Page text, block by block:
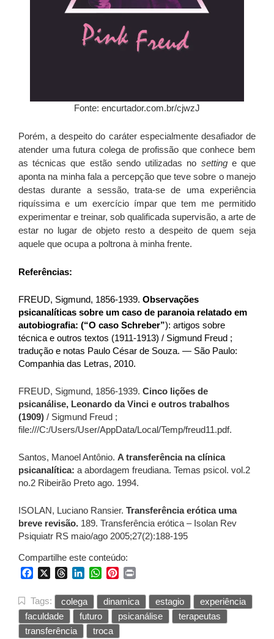
Fonte: encurtador.com.br/cjwzJ
Porém, a despeito do caráter especialmente desafiador de
atender uma futura colega de profissão que conhece bem
as técnicas que estão sendo utilizadas no settinge que
aponta na minha fala a percepção que teve sobre o manejo
destas durante a sessão, trata-se de uma experiência
riquíssima e um exercício ímpar que tem me permitido
experimentar e treinar, sob qualificada supervisão, a arte de
estar no lugar de objeto resto a despeito de quem seja
aquele que ocupa a poltrona à minha frente.
Referências:
FREUD, Sigmund, 1856-1939. Observações
psicanalíticas sobre um caso de paranoia relatado em
autobiografia: (“O caso Schreber”): artigos sobre
técnica e outros textos (1911-1913) / Sigmund Freud ;
tradução e notas Paulo César de Souza. — São Paulo:
Companhia das Letras, 2010.
FREUD, Sigmund, 1856-1939. Cinco lições de
psicanálise, Leonardo da Vinci e outros trabalhos
(1909) / Sigmund Freud ;
file:///C:/Users/User/AppData/Local/Temp/freud11.pdf.
Santos, Manoel Antônio. A transferência na clínica
psicanalítica: a abordagem freudiana. Temas psicol. vol.2
no.2 Ribeirão Preto ago. 1994.
ISOLAN, Luciano Ransier. Transferência erótica uma
breve revisão. 189. Transferência erótica – Isolan Rev
Psiquiatr RS maio/ago 2005;27(2):188-195
Compartilhe este conteúdo:
FacebookThreadsLinkedInWhatsApp
Pinterest
Tags: colega dinamica estagio
experiência
faculdade
futuro psicanálise
terapeutas
transferência
troca